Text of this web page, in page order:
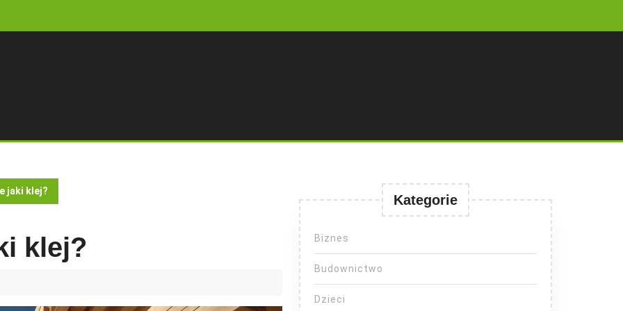
jaki klej?
klej?
Kategorie
Biznes
Budownictwo
Dzieci